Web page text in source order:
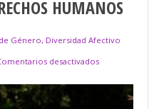
HUMANOS
Género, Diversidad Afectivo
desactivadosen
AUSENTE
POSIBILITA